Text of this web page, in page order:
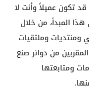
تكون عميلاً وأنت لا
المبدأ، من خلال
ومنتديات وملتقيات
من دوائر صنع
ومتابعتها